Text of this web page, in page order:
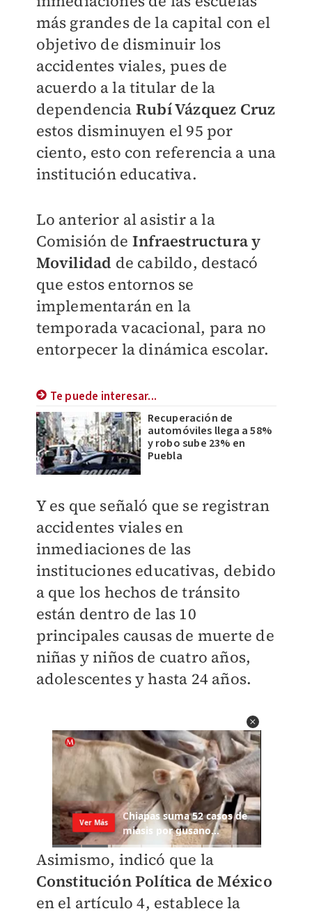
más grandes de la capital con el
objetivo de disminuir los
accidentes viales, pues de
acuerdo a la titular de la
dependencia Rubí Vázquez Cruz
estos disminuyen el 95 por
ciento, esto con referencia a una
institución educativa.
Lo anterior al asistir a la
Comisión de Infraestructura y
Movilidad de cabildo, destacó
que estos entornos se
implementarán en la
temporada vacacional, para no
entorpecer la dinámica escolar.
Te puede interesar...
Recuperación de
automóviles llega a 58%
y robo sube 23% en
Puebla
Y es que señaló que se registran
accidentes viales en
inmediaciones de las
instituciones educativas, debido
a que los hechos de tránsito
están dentro de las 10
principales causas de muerte de
niñas y niños de cuatro años,
adolescentes y hasta 24 años.
Asimismo, indicó que la
Constitución Política de México
en el artículo 4, establece la